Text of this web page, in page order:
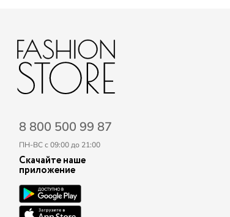
8 800 500 99 87
ПН-ВС с 09:00 до 21:00
Скачайте наше
приложение